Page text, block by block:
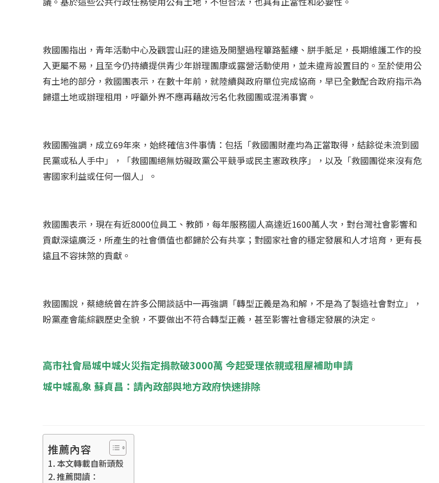
救國團指出，青年活動中心及觀雲山莊的建造及開墾過程篳路藍縷、胼手胝足，長期維護工作的投
入更屬不易，且至今仍持續提供青少年辦理團康或露營活動使用，並未違背設置目的。至於使用公
有土地的部分，救國團表示，在數十年前，就陸續與政府單位完成協商，早已全數配合政府指示為
歸還土地或辦理租用，呼籲外界不應再藉故污名化救國團或混淆事實。
救國團強調，成立69年來，始終確信3件事情：包括「救國團財產均為正當取得，結餘從未流到國
民黨或私人手中」，「救國團絕無妨礙政黨公平競爭或民主憲政秩序」，以及「救國團從來沒有危
害國家利益或任何一個人」。
救國團表示，現在有近8000位員工、教師，每年服務國人高達近1600萬人次，對台灣社會影響和
貢獻深遠廣泛，所產生的社會價值也都歸於公有共享；對國家社會的穩定發展和人才培育，更有長
遠且不容抹煞的貢獻。
救國團說，蔡總統曾在許多公開談話中一再強調「轉型正義是為和解，不是為了製造社會對立」，
盼黨產會能綜觀歷史全貌，不要做出不符合轉型正義，甚至影響社會穩定發展的決定。
高市社會局城中城火災指定捐款破3000萬 今起受理依親或租屋補助申請
城中城亂象 蘇貞昌：請內政部與地方政府快速排除
推薦內容
本文轉載自新頭殼
推薦閱讀：
島雷克雅內斯火... 哈馬斯引爆遠超4...